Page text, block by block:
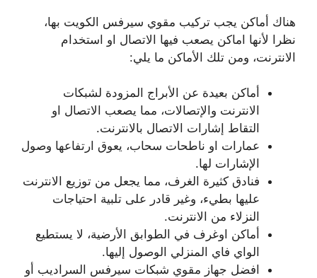
هناك أماكن يجب تركيب مقوي سيرفس الكويت بها،
نظرا لأنها اماكن يصعب فيها الاتصال او استخدام
الانترنت، ومن تلك الأماكن ما يلي:
أماكن بعيدة عن الأبراج المزودة لشبكات
الانترنت والإتصالات، مما يصعب الاتصال او
التقاط إشارات الاتصال بالانترنت.
عمارات او ناطحات سحاب، يعوق ارتفاعها وصول
الإشارات لها.
فنادق كثيرة الغرف، مما يجعل من توزيع الانترنت
عليها بطيء، وغير قادر على تلبية احتياجات
النزلاء من الانترنت.
أماكن اوغرف في الطوابق الأرضية، لا يستطيع
الواي فاي المنزلي الوصول إليها.
افضل جهاز مقوي شبكات سيرفس السراديب أو